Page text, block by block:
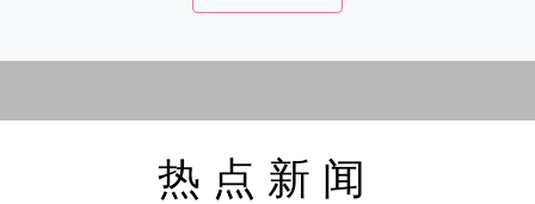
热点新闻